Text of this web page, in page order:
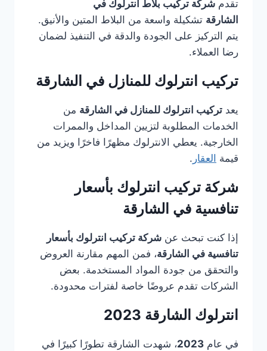
تقدم شركة تركيب بلاط انترلوك في
الشارقة تشكيلة واسعة من البلاط المتين والأنيق.
يتم التركيز على الجودة والدقة في التنفيذ لضمان
رضا العملاء.
تركيب انترلوك للمنازل في الشارقة
يعد تركيب انترلوك للمنازل في الشارقة من
الخدمات المطلوبة لتزيين المداخل والممرات
الخارجية. يعطي الانترلوك مظهرًا فاخرًا ويزيد من
قيمة العقار .
شركة تركيب انترلوك بأسعار
تنافسية في الشارقة
إذا كنت تبحث عن شركة تركيب انترلوك بأسعار
تنافسية في الشارقة، فمن المهم مقارنة العروض
والتحقق من جودة المواد المستخدمة. بعض
الشركات تقدم عروضًا خاصة لفترات محدودة.
انترلوك الشارقة 2023
في عام 2023، شهدت الشارقة تطورًا كبيرًا في